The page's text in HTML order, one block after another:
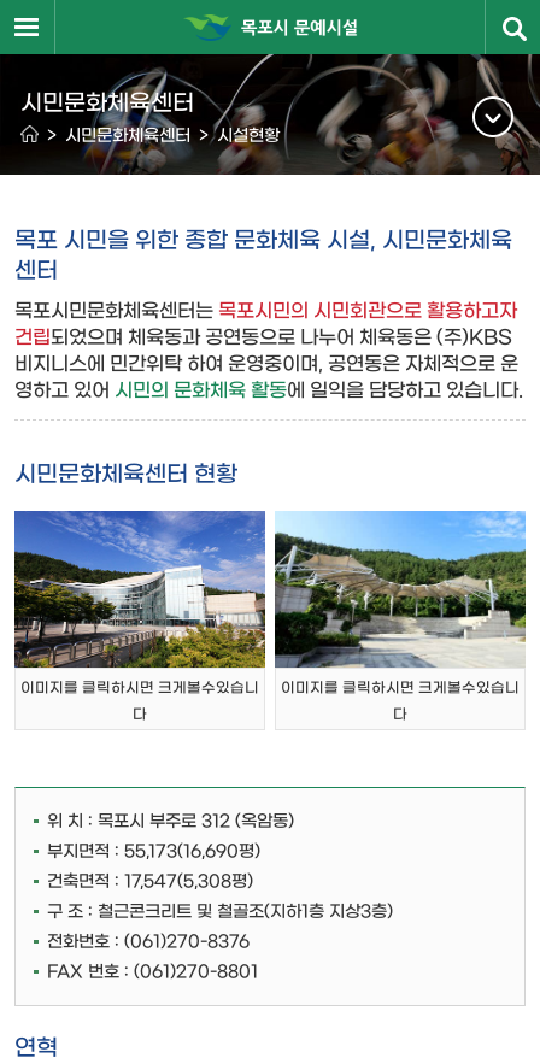
시민문화체육센터
> 시민문화체육센터 > 시설현황
목포 시민을 위한 종합 문화체육 시설, 시민문화체육
센터
목포시민문화체육센터는 목포시민의 시민회관으로 활용하고자
건립되었으며 체육동과 공연동으로 나누어 체육동은 (주)KBS
비지니스에 민간위탁 하여 운영중이며, 공연동은 자체적으로 운
영하고 있어 시민의 문화체육 활동에 일익을 담당하고 있습니다.
시민문화체육센터 현황
이미지를 클릭하시면 크게볼수있습니
다
이미지를 클릭하시면 크게볼수있습니
다
위 치 : 목포시 부주로 312 (옥암동)
부지면적 : 55,173(16,690평)
건축면적 : 17,547(5,308평)
구 조 : 철근콘크리트 및 철골조(지하1층 지상3층)
전화번호 : (061)270-8376
FAX 번호 : (061)270-8801
연혁